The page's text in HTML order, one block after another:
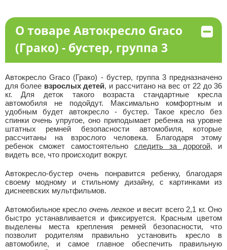
О товаре Автокресло Graco
(Грако) - бустер, группа 3
Автокресло Graco (Грако) - бустер, группа 3 предназначено
для более взрослых детей, и рассчитано на вес от 22 до 36
кг. Для деток такого возраста стандартные кресла
автомобиля не подойдут. Максимально комфортным и
удобным будет автокресло - бустер. Такое кресло без
спинки очень упругое, оно приподымает ребенка на уровне
штатных ремней безопасности автомобиля, которые
рассчитаны на взрослого человека. Благодаря этому
ребенок сможет самостоятельно следить за дорогой, и
видеть все, что происходит вокруг.
Автокресло-бустер очень понравится ребенку, благодаря
своему модному и стильному дизайну, с картинками из
диснеевских мультфильмов.
Автомобильное кресло очень легкое и весит всего 2,1 кг. Оно
быстро устанавливается и фиксируется. Красным цветом
выделены места крепления ремней безопасности, что
позволит родителям правильно установить кресло в
автомобиле, и самое главное обеспечить правильную